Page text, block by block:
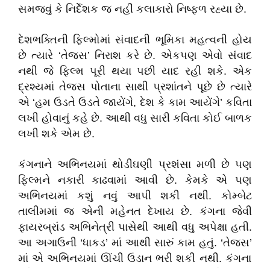
સમજવું કે નિર્દેશક જ નહીં કલાકારો નિષ્ફળ રહ્યા છે.
દેશભક્તિની ફિલ્મોમાં સંવાદની ભૂમિકા મહત્વની હોય
છે ત્યારે ‘તેજસ’ નિરાશ કરે છે. એકપણ એવો સંવાદ
નથી જે ફિલ્મ પૂરી થયા પછી યાદ રહી શકે. એક
દ્રશ્યમાં તેજસ પોતાના સાથી પ્રશાંતને પૂછે છે ત્યારે
એ ‘હમ ઉડતે ઉડતે જાયેંગે, દેશ કે કામ આયેંગે’ કવિતા
લખી હોવાનું કહે છે. આથી વધુ સારી કવિતા કોઈ બાળક
લખી શકે એમ છે.
કંગનાને અભિનયમાં થોડીઘણી પ્રશંસા મળી છે પણ
ફિલ્મને નકારી કાઢવામાં આવી છે. કેમકે એ પણ
અભિનયમાં કશું નવું આપી શકી નથી. કોમ્બેટ
તાલીમમાં જ એની મહેનત દેખાય છે. કંગના જેવી
ફાયરબ્રાંડ અભિનેત્રી પાસેથી આથી વધુ અપેક્ષા હતી.
આ અગાઉની ‘ધાકડ’ માં આથી સારું કામ હતું. ‘તેજસ’
માં એ અભિનયમાં ઊંચી ઉડાન ભરી શકી નથી. કંગના